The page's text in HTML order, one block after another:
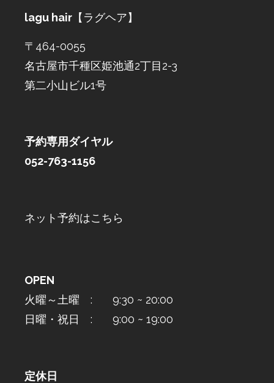
lagu hair 【ラグヘア】
〒464-0055
名古屋市千種区姫池通2丁目2-3
第二小山ビル1号
予約専用ダイヤル
052-763-1156
ネット予約はこちら
OPEN
火曜～土曜 : 9:30 ~ 20:00
日曜・祝日 : 9:00 ~ 19:00
定休日